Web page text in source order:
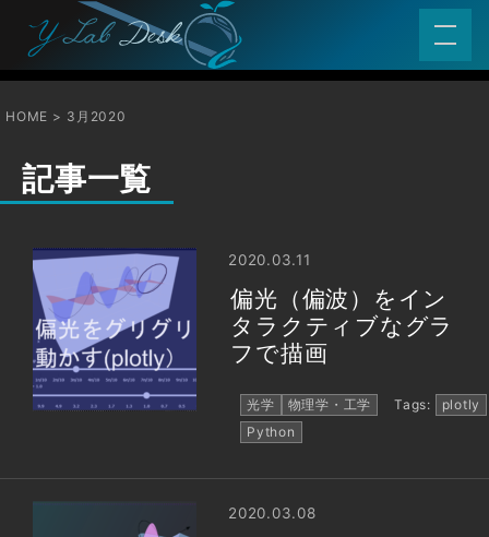
HOME 3月2020
記事一覧
2020.03.11
偏光（偏波）をイン
タラクティブなグラ
フで描画
光学 物理学・工学 Tags:
plotly
Python
2020.03.08